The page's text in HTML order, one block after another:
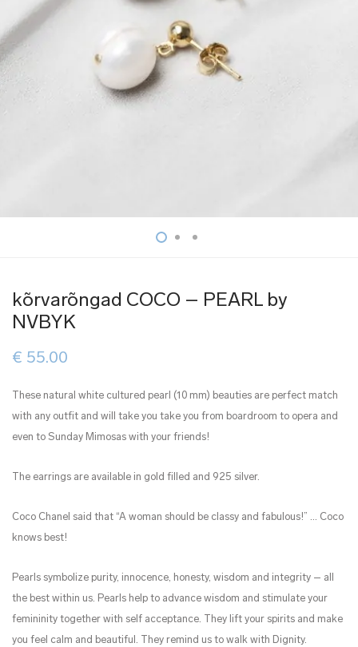
kõrvarõngad COCO – PEARL by
NVBYK
€ 55.00
These natural white cultured pearl (10 mm) beauties are perfect match
with any outfit and will take you take you from boardroom to opera and
even to Sunday Mimosas with your friends!
The earrings are available in gold filled and 925 silver.
Coco Chanel said that “A woman should be classy and fabulous!” … Coco
knows best!
Pearls symbolize purity, innocence, honesty, wisdom and integrity – all
the best within us. Pearls help to advance wisdom and stimulate your
femininity together with self acceptance. They lift your spirits and make
you feel calm and beautiful. They remind us to walk with Dignity.